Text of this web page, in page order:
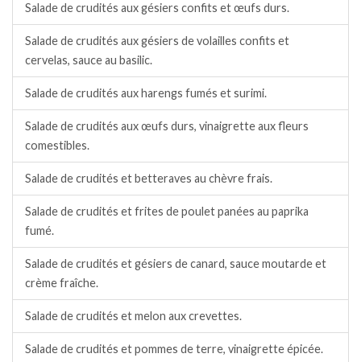
Salade de crudités aux gésiers confits et œufs durs.
Salade de crudités aux gésiers de volailles confits et
cervelas, sauce au basilic.
Salade de crudités aux harengs fumés et surimi.
Salade de crudités aux œufs durs, vinaigrette aux fleurs
comestibles.
Salade de crudités et betteraves au chèvre frais.
Salade de crudités et frites de poulet panées au paprika
fumé.
Salade de crudités et gésiers de canard, sauce moutarde et
crème fraîche.
Salade de crudités et melon aux crevettes.
Salade de crudités et pommes de terre, vinaigrette épicée.